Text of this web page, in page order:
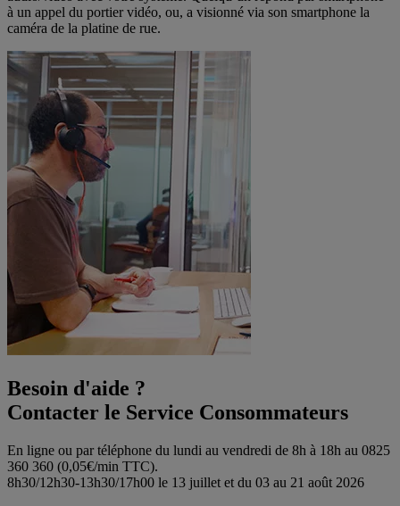
à un appel du portier vidéo, ou, a visionné via son smartphone la
caméra de la platine de rue.
Besoin d'aide ?
Contacter le Service Consommateurs
En ligne ou par téléphone du lundi au vendredi de 8h à 18h au 0825
360 360 (0,05€/min TTC).
8h30/12h30-13h30/17h00 le 13 juillet et du 03 au 21 août 2026